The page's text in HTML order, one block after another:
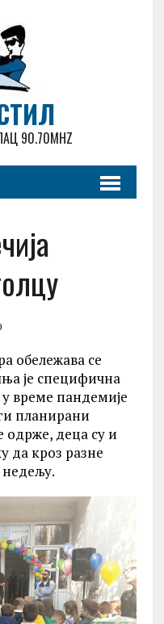
90.70MHZ
обележава се
је специфична
у време пандемије
планирани
одрже, деца су и
да кроз разне
недељу.